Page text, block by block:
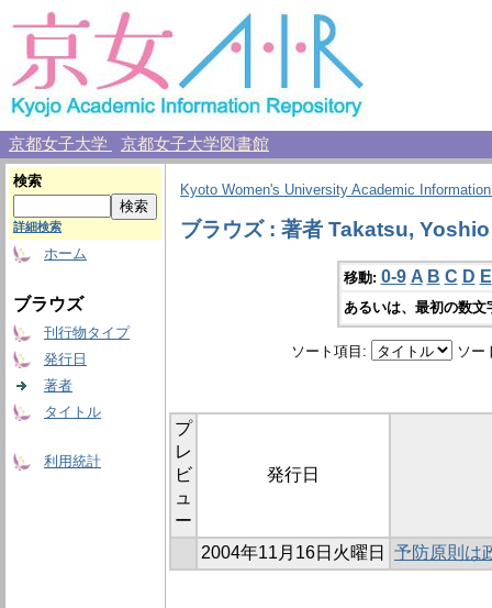
京都女子大学 京都女子大学図書館
検索
詳細検索
ホーム
ブラウズ
刊行物タイプ
発行日
著者
タイトル
利用統計
Kyoto Women's University Academic
ブラウズ : 著者 Takatsu, Yoshio
移動: 0-9 A B C D E
あるいは、最初の数
ソート項目: ソー
プ
レ
ビ
ュ
ー
発行日
2004年11月16日火曜日 予防原則は